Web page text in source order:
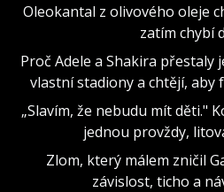
Oleokantal z olivového oleje
zatím chybí
Proč Adele a Shakira přestaly
vlastní stadiony a chtějí, aby
„Slavím, že nebudu mít děti."
jednou provždy,
Zlom, který málem zničil
závislost, ticho a